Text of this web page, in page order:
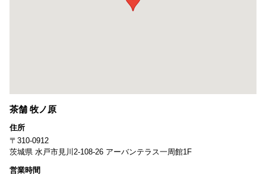
茶舗 牧ノ原
住所
〒310-0912
茨城県 水戸市見川2-108-26 アーバンテラス一周館1F
営業時間